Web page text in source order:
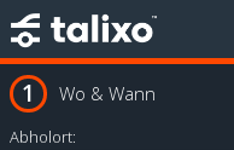
Wo & Wann
Abholort: